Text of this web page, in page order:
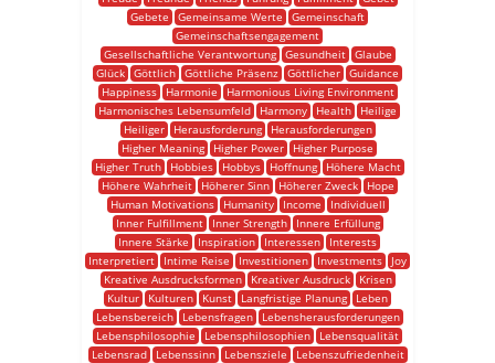
Gebete
Gemeinsame Werte
Gemeinschaft
Gemeinschaftsengagement
Gesellschaftliche Verantwortung
Gesundheit
Glaube
Glück Göttlich Göttliche Präsenz Göttlicher Guidance
Happiness
Harmonie
Harmonious Living Environment
Harmonisches Lebensumfeld
Harmony Health
Heilige
Heiliger
Herausforderung
Herausforderungen
Higher Meaning
Higher Power
Higher Purpose
Higher Truth
Hobbies Hobbys Hoffnung
Höhere Macht
Höhere Wahrheit
Höherer Sinn Höherer Zweck
Hope
Human Motivations
Humanity Income
Individuell
Inner Fulfillment
Inner Strength
Innere Erfüllung
Innere Stärke
Inspiration Interessen
Interests
Interpretiert
Intime Reise Investitionen Investments
Joy
Kreative Ausdrucksformen
Kreativer Ausdruck
Krisen
Kultur
Kulturen Kunst Langfristige Planung
Leben
Lebensbereich
Lebensfragen
Lebensherausforderungen
Lebensphilosophie
Lebensphilosophien
Lebensqualität
Lebensrad
Lebenssinn Lebensziele
Lebenszufriedenheit